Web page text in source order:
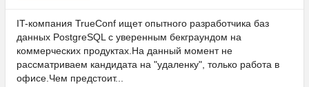
IT-компания TrueConf ищет опытного разработчика баз
данных PostgreSQL с уверенным бекграундом на
коммерческих продуктах.На данный момент не
рассматриваем кандидата на "удаленку", только работа в
офисе.Чем предстоит...